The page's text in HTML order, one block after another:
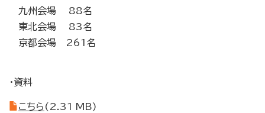
九州会場 88名
東北会場 83名
京都会場 261名
・資料
こちら (2.31 MB)